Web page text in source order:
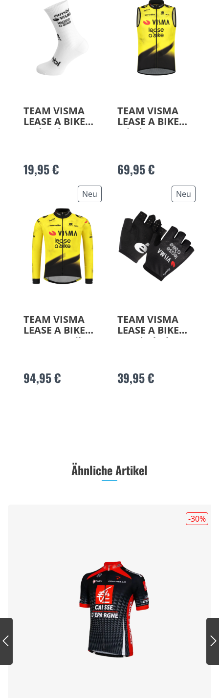
TEAM VISMA
LEASE A BIKE
Radsocken 2026
19,95 €
TEAM VISMA
LEASE A BIKE
Windweste 2026
69,95 €
Neu
TEAM VISMA
LEASE A BIKE
Langarmtrikot
94,95 €
Neu
TEAM VISMA
LEASE A BIKE
Handschuhe
39,95 €
Ähnliche Artikel
-30%